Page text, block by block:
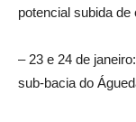
potencial subida de
– 23 e 24 de
sub-bacia do